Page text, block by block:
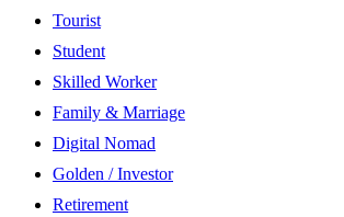
Tourist
Student
Skilled Worker
Family & Marriage
Digital Nomad
Golden / Investor
Retirement